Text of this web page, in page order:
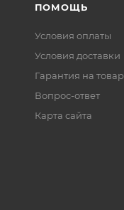
ПОМОЩЬ
Условия оплаты
Условия доставки
Гарантия на товар
Вопрос-ответ
Карта сайта